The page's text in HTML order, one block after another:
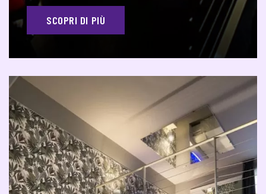
SCOPRI DI PIÙ